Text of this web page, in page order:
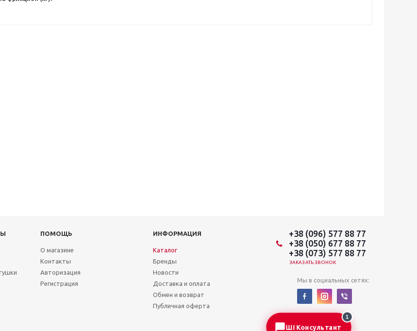
ПОМОЩЬ ИНФОРМАЦИЯ
О магазине
Контакты
Авторизация
Регистрация
Каталог
Бренды
Новости
Доставка и оплата
Обмен и возврат
Публичная оферта
+38 (096) 577 88 77
+38 (050) 677 88 77
+38 (073) 577 88 77
ЗАКАЗАТЬ ЗВОНОК
Мы в социальных сетях:
ШІ Консультант
1